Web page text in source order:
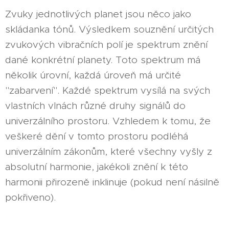
Zvuky jednotlivých planet jsou něco jako
skládanka tónů. Výsledkem souznění určitých
zvukových vibračních polí je spektrum znění
dané konkrétní planety. Toto spektrum má
několik úrovní, každá úroveň má určité
"zabarvení". Každé spektrum vysílá na svých
vlastních vlnách různé druhy signálů do
univerzálního prostoru. Vzhledem k tomu, že
veškeré dění v tomto prostoru podléhá
univerzálním zákonům, které všechny vyšly z
absolutní harmonie, jakékoli znění k této
harmonii přirozeně inklinuje (pokud není násilně
pokřiveno).